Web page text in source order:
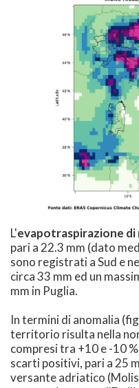
L'evapotraspirazione
pari a 22.3 mm (dato
sono registrati a Sud e
circa 33 mm ed un
mm in Puglia.
In termini di anomalia
territorio risulta nella
compresi tra +10 e -10
scarti positivi, pari a 25
versante adriatico